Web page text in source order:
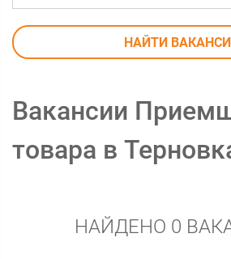
НАЙТИ
Вакансии
товара в
НАЙДЕНО 0